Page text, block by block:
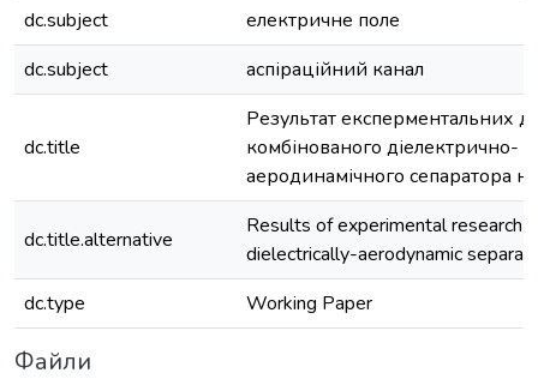
dc.subject
електричне поле
dc.subject
аспіраційний канал
dc.title
Результат експерментальних
комбінованого діелектрично-
аеродинамічного сепаратора
dc.title.alternative
Results of experimental research
dielectrically-aerodynamic
dc.type
Working Paper
Файли